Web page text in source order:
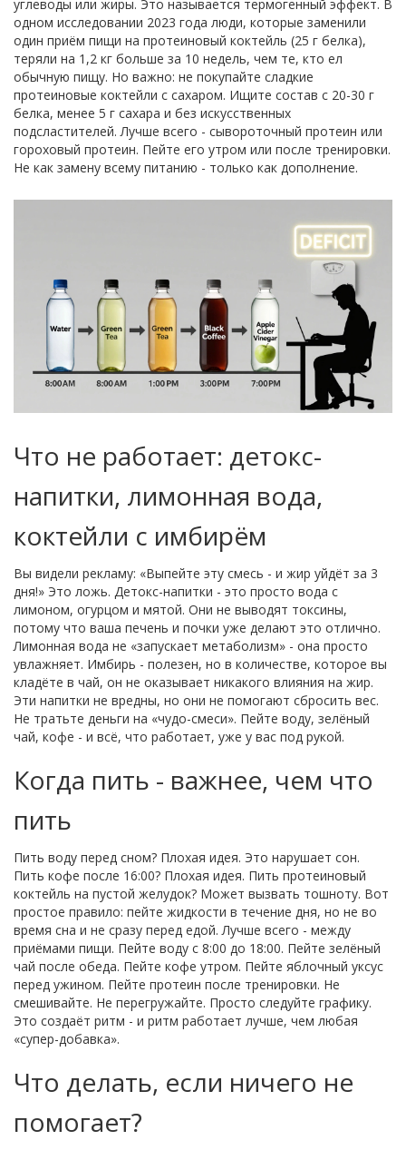
углеводы или жиры. Это называется термогенный эффект. В
одном исследовании 2023 года люди, которые заменили
один приём пищи на протеиновый коктейль (25 г белка),
теряли на 1,2 кг больше за 10 недель, чем те, кто ел
обычную пищу. Но важно: не покупайте сладкие
протеиновые коктейли с сахаром. Ищите состав с 20-30 г
белка, менее 5 г сахара и без искусственных
подсластителей. Лучше всего - сывороточный протеин или
гороховый протеин. Пейте его утром или после тренировки.
Не как замену всему питанию - только как дополнение.
Что не работает: детокс-
напитки, лимонная вода,
коктейли с имбирём
Вы видели рекламу: «Выпейте эту смесь - и жир уйдёт за 3
дня!» Это ложь. Детокс-напитки - это просто вода с
лимоном, огурцом и мятой. Они не выводят токсины,
потому что ваша печень и почки уже делают это отлично.
Лимонная вода не «запускает метаболизм» - она просто
увлажняет. Имбирь - полезен, но в количестве, которое вы
кладёте в чай, он не оказывает никакого влияния на жир.
Эти напитки не вредны, но они не помогают сбросить вес.
Не тратьте деньги на «чудо-смеси». Пейте воду, зелёный
чай, кофе - и всё, что работает, уже у вас под рукой.
Когда пить - важнее, чем что
пить
Пить воду перед сном? Плохая идея. Это нарушает сон.
Пить кофе после 16:00? Плохая идея. Пить протеиновый
коктейль на пустой желудок? Может вызвать тошноту. Вот
простое правило: пейте жидкости в течение дня, но не во
время сна и не сразу перед едой. Лучше всего - между
приёмами пищи. Пейте воду с 8:00 до 18:00. Пейте зелёный
чай после обеда. Пейте кофе утром. Пейте яблочный уксус
перед ужином. Пейте протеин после тренировки. Не
смешивайте. Не перегружайте. Просто следуйте графику.
Это создаёт ритм - и ритм работает лучше, чем любая
«супер-добавка».
Что делать, если ничего не
помогает?